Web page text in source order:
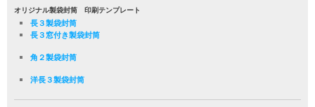
オリジナル製袋封筒 印刷テンプレート
長３製袋封筒
長３窓付き製袋封筒
角２製袋封筒
洋長３製袋封筒